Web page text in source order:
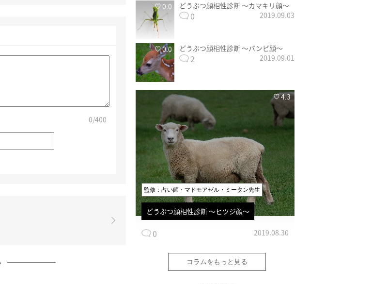
0/400
0.0 どうぶつ顔相性診断 〜カマキリ顔〜
0 2019.09.03
0.0 どうぶつ顔相性診断 〜バンビ顔〜
2 2019.09.01
4.3
監修：占い師・マドモアゼル・ミータン先生
どうぶつ顔相性診断 〜ヒツジ顔〜
0 2019.08.30
コラムをもっと見る